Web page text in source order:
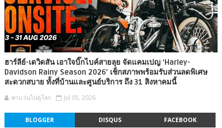
ฮาร์ลีย์-เดวิดสัน เอาใจบิ๊กไบค์สายลุย จัดแคมเปญ ‘Harley-
Davidson Rainy Season 2026’ เช็กสภาพพร้อมรับส่วนลดพิเศษ
สะดวกสบาย ทั้งที่บ้านและศูนย์บริการ ถึง 31 สิงหาคมนี้
พาแว่นไปดูโลก Jul 05, 2026
BLOGGER DISQUS FACEBOOK